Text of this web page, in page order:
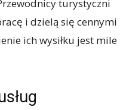
turystyczni
i dzielą się cennymi
ich wysiłku jest mile